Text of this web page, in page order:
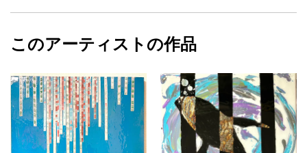
カラー
ホワイト
ジャンル
動物・生き物
配送目安
二週間以内
フォローする
Soyblanc
このアーティストの作品